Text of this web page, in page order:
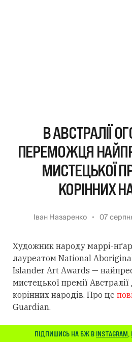
В АВСТРАЛІЇ
ПЕРЕМОЖЦЯ
МИСТЕЦЬКОЇ
КОРІННИХ
Іван Назаренко 07
Художник народу маррі-
лауреатом National
Islander Art Awards —
мистецької премії
корінних народів. Про це
Guardian.
ПІДПИШИСЬ НА БЖ В INSTAGRAM,